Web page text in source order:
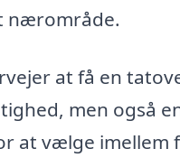
nærområde.
at få en
men også
at vælge imellem